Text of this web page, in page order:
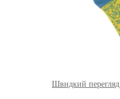
Швидкий перегляд